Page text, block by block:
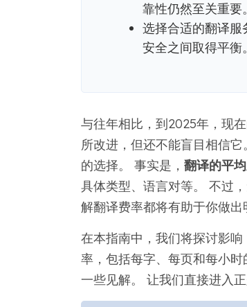
靠性仍然至关重要。
选择合适的翻译
安全之间取得平衡。
与往年相比，到2025年，现
所改进，但还不能盲目相信
的选择。 事实是， 翻译的平
具体类型、语言对等。 不过
解翻译费率都将有助于你做出
在本指南中，我们将探讨影
率，包括每字、每页和每小
一些见解。 让我们直接进入正